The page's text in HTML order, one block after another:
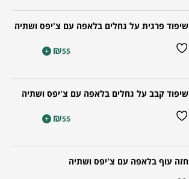
שיפוד פרגית על גחלים בלאפה עם צ'יפס ושתיה
₪55
+
שיפוד קבב על גחלים בלאפה עם צ'יפס ושתיה
₪55
+
חזה עוף בלאפה עם צ'יפס ושתיה